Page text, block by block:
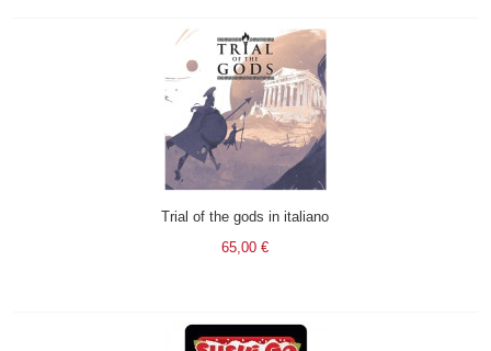
Trial of the gods in italiano
65,00 €